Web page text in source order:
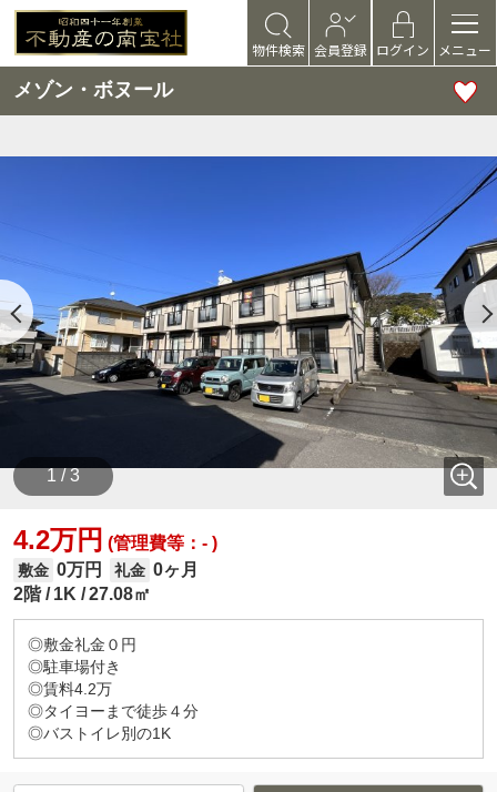
物件検索 会員登録 ログイン メニュー
メゾン・ボヌール
1 / 3
4.2万円 (管理費等：- )
敷金 0万円 礼金 0ヶ月
2階
1K 27.08㎡
◎敷金礼金０円
◎駐車場付き
◎賃料4.2万
◎タイヨーまで徒歩４分
◎バストイレ別の1K